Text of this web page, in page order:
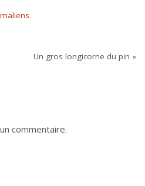
.
Un gros longicorne du pin »
commentaire.